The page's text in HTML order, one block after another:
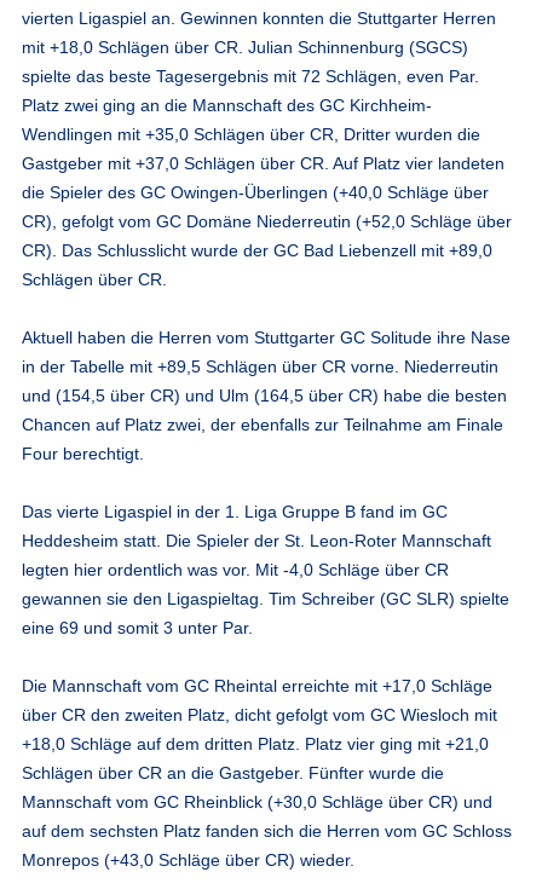
vierten Ligaspiel an. Gewinnen konnten die Stuttgarter Herren
mit +18,0 Schlägen über CR. Julian Schinnenburg (SGCS)
spielte das beste Tagesergebnis mit 72 Schlägen, even Par.
Platz zwei ging an die Mannschaft des GC Kirchheim-
Wendlingen mit +35,0 Schlägen über CR, Dritter wurden die
Gastgeber mit +37,0 Schlägen über CR. Auf Platz vier landeten
die Spieler des GC Owingen-Überlingen (+40,0 Schläge über
CR), gefolgt vom GC Domäne Niederreutin (+52,0 Schläge über
CR). Das Schlusslicht wurde der GC Bad Liebenzell mit +89,0
Schlägen über CR.
Aktuell haben die Herren vom Stuttgarter GC Solitude ihre Nase
in der Tabelle mit +89,5 Schlägen über CR vorne. Niederreutin
und (154,5 über CR) und Ulm (164,5 über CR) habe die besten
Chancen auf Platz zwei, der ebenfalls zur Teilnahme am Finale
Four berechtigt.
Das vierte Ligaspiel in der 1. Liga Gruppe B fand im GC
Heddesheim statt. Die Spieler der St. Leon-Roter Mannschaft
legten hier ordentlich was vor. Mit -4,0 Schläge über CR
gewannen sie den Ligaspieltag. Tim Schreiber (GC SLR) spielte
eine 69 und somit 3 unter Par.
Die Mannschaft vom GC Rheintal erreichte mit +17,0 Schläge
über CR den zweiten Platz, dicht gefolgt vom GC Wiesloch mit
+18,0 Schläge auf dem dritten Platz. Platz vier ging mit +21,0
Schlägen über CR an die Gastgeber. Fünfter wurde die
Mannschaft vom GC Rheinblick (+30,0 Schläge über CR) und
auf dem sechsten Platz fanden sich die Herren vom GC Schloss
Monrepos (+43,0 Schläge über CR) wieder.